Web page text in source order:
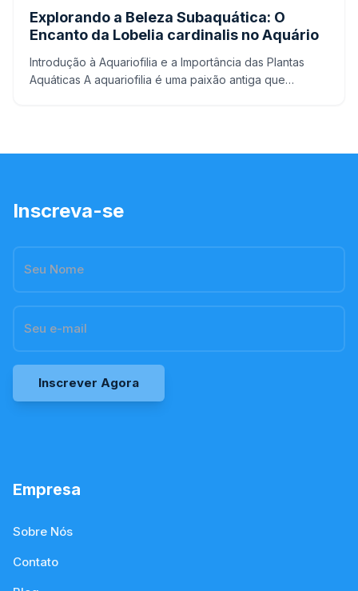
Explorando a Beleza Subaquática: O
Encanto da Lobelia cardinalis no Aquário
Introdução à Aquariofilia e a Importância das Plantas
Aquáticas A aquariofilia é uma paixão antiga que
Inscreva-se
Inscrever Agora
Empresa
Sobre Nós
Contato